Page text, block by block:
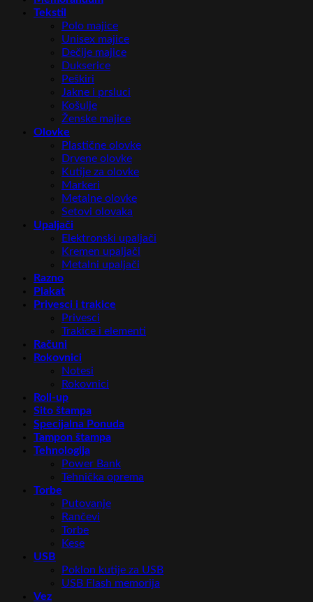
Tekstil
Polo majice
Unisex majice
Dečije majice
Dukserice
Peškiri
Jakne i prsluci
Košulje
Ženske majice
Olovke
Plastične olovke
Drvene olovke
Kutije za olovke
Markeri
Metalne olovke
Setovi olovaka
Upaljači
Elektronski upaljači
Kremen upaljači
Metalni upaljači
Razno
Plakat
Privesci i trakice
Privesci
Trakice i elementi
Računi
Rokovnici
Notesi
Rokovnici
Roll-up
Sito štampa
Specijalna Ponuda
Tampon štampa
Tehnologija
Power Bank
Tehnička oprema
Torbe
Putovanje
Rančevi
Torbe
Kese
USB
Poklon kutije za USB
USB Flash memorija
Vez